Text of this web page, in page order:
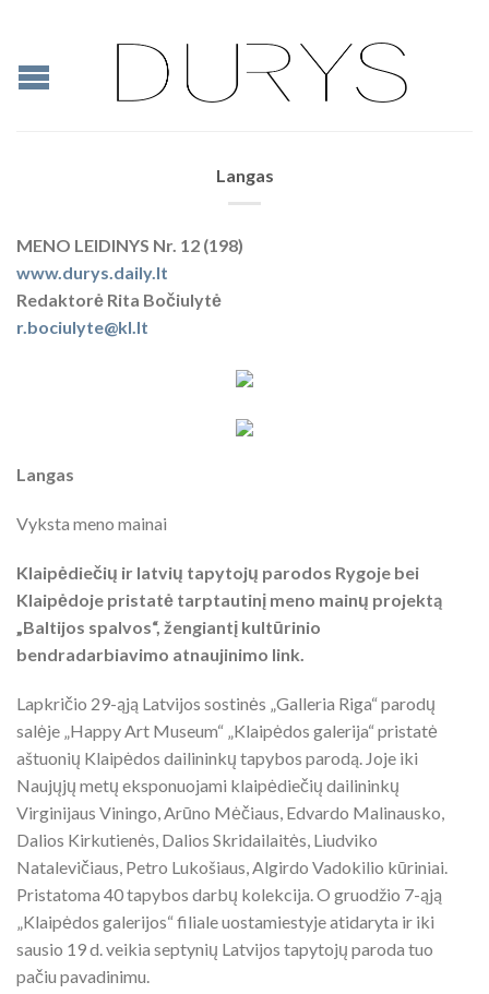
Langas
MENO LEIDINYS Nr. 12 (198)
www.durys.daily.lt
Redaktorė Rita Bočiulytė
r.bociulyte@kl.lt
Langas
Vyksta meno mainai
Klaipėdiečių ir latvių tapytojų parodos Rygoje bei
Klaipėdoje pristatė tarptautinį meno mainų projektą
„Baltijos spalvos“, žengiantį kultūrinio
bendradarbiavimo atnaujinimo link.
Lapkričio 29-ąją Latvijos sostinės „Galleria Riga“ parodų
salėje „Happy Art Museum“ „Klaipėdos galerija“ pristatė
aštuonių Klaipėdos dailininkų tapybos parodą. Joje iki
Naujųjų metų eksponuojami klaipėdiečių dailininkų
Virginijaus Viningo, Arūno Mėčiaus, Edvardo Malinausko,
Dalios Kirkutienės, Dalios Skridailaitės, Liudviko
Natalevičiaus, Petro Lukošiaus, Algirdo Vadokilio kūriniai.
Pristatoma 40 tapybos darbų kolekcija. O gruodžio 7-ąją
„Klaipėdos galerijos“ filiale uostamiestyje atidaryta ir iki
sausio 19 d. veikia septynių Latvijos tapytojų paroda tuo
pačiu pavadinimu.